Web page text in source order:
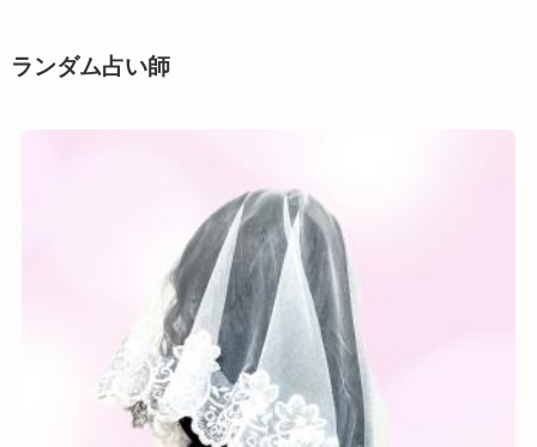
ン
ランダム占い師